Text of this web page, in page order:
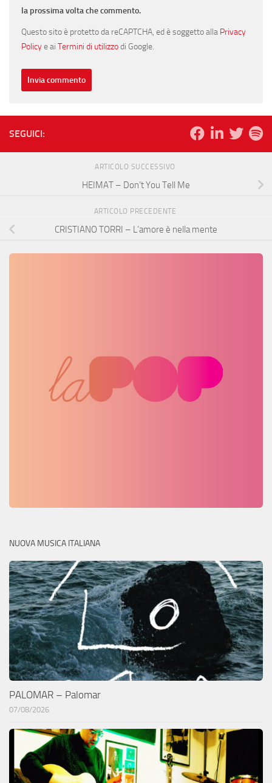
la prossima volta che commento.
Questo sito è protetto da reCAPTCHA, ed è soggetto alla Privacy
Policye ai Termini di utilizzodi Google.
SEGUICI:
ARTICOLO SUCCESSIVO
HEIMAT – Don’t You Tell Me
ARTICOLO PRECEDENTE
CRISTIANO TORRI – L’amore è nella mente
NUOVA MUSICA ITALIANA
PALOMAR – Palomar
07/08/2026